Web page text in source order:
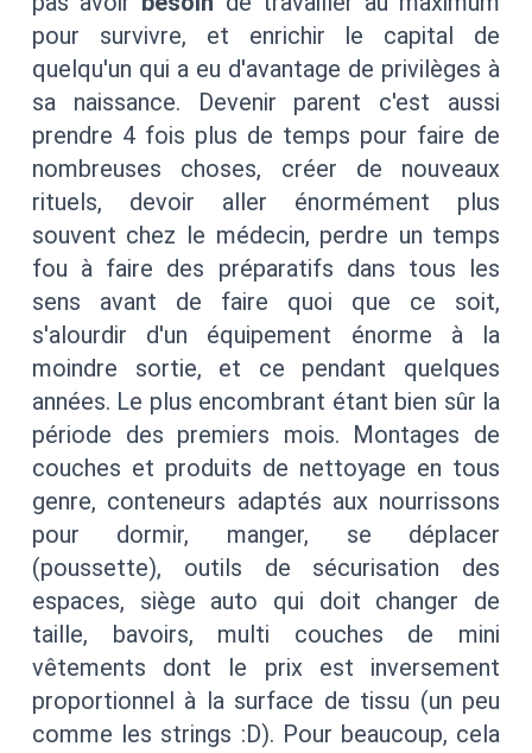
pour survivre, et enrichir le capital de
quelqu'un qui a eu d'avantage de privilèges à
sa naissance. Devenir parent c'est aussi
prendre 4 fois plus de temps pour faire de
nombreuses choses, créer de nouveaux
rituels, devoir aller énormément plus
souvent chez le médecin, perdre un temps
fou à faire des préparatifs dans tous les
sens avant de faire quoi que ce soit,
s'alourdir d'un équipement énorme à la
moindre sortie, et ce pendant quelques
années. Le plus encombrant étant bien sûr la
période des premiers mois. Montages de
couches et produits de nettoyage en tous
genre, conteneurs adaptés aux nourrissons
pour dormir, manger, se déplacer
(poussette), outils de sécurisation des
espaces, siège auto qui doit changer de
taille, bavoirs, multi couches de mini
vêtements dont le prix est inversement
proportionnel à la surface de tissu (un peu
comme les strings :D). Pour beaucoup, cela